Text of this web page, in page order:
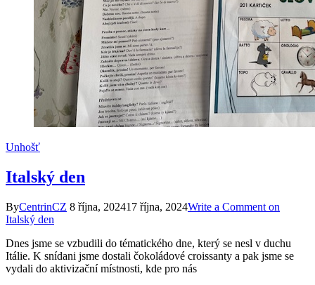
Unhošť
Italský den
ByCentrinCZ 8 října, 202417 října, 2024Write a Comment on
Italský den
Dnes jsme se vzbudili do tématického dne, který se nesl v duchu
Itálie. K snídani jsme dostali čokoládové croissanty a pak jsme se
vydali do aktivizační místnosti, kde pro nás